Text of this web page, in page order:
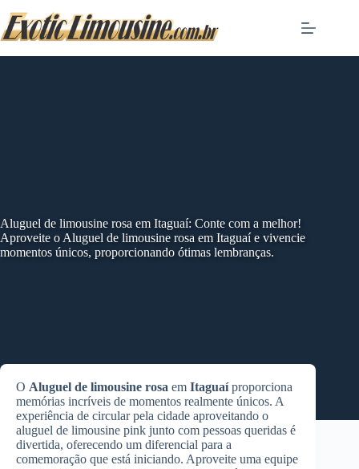
to
content
Aluguel de limousine rosa em Itaguaí: Conte com a melhor!
Aproveite o Aluguel de limousine rosa em Itaguaí e vivencie
momentos únicos, proporcionando ótimas lembranças.
O Aluguel de limousine rosa em Itaguaíproporciona
memórias incríveis de momentos realmente únicos. A
experiência de circular pela cidade aproveitando o
aluguel de limousine pink junto com pessoas queridas é
divertida, oferecendo um diferencial para a
comemoração que está iniciando. Aproveite uma equipe